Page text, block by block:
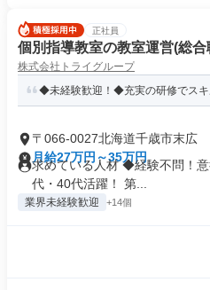
正社員
個別指導教室の教室運営(総合
株式会社トライグループ
◆未経験歓迎！◆充実の研修でス
〒066-0027北海道千歳市末広
月給27万円～35万円
求めている人材 ◆経験不問！
代・40代活躍！ 第...
業界未経験歓迎 +14個